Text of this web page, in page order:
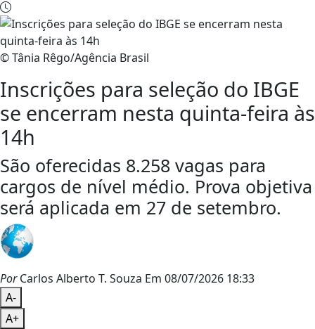
© Tânia Rêgo/Agência Brasil
Inscrições para seleção do IBGE
se encerram nesta quinta-feira às
14h
São oferecidas 8.258 vagas para
cargos de nível médio. Prova objetiva
será aplicada em 27 de setembro.
PorCarlos Alberto T. Souza Em 08/07/2026 18:33
A-
A+